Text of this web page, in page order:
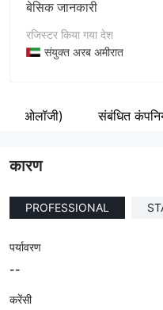
बेसिक जानकारी
रजिस्टर किया गया देश
संयुक्त अरब अमीरात
कंपनी का नाम
संबंधित
कारण
PROFESSIONAL
पर्यावरण
--
करेंसी